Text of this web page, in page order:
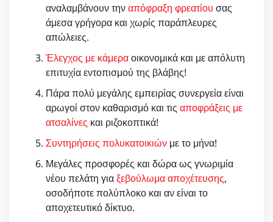
αναλαμβάνουν τηναπόφραξη φρεατίου σας
άμεσα γρήγορα και χωρίς παράπλευρες
απώλειες.
Έλεγχος με κάμεραοικονομικά και με απόλυτη
επιτυχία εντοπισμού της βλάβης!
Πάρα πολύ μεγάλης εμπειρίας συνεργεία είναι
αρωγοί στον καθαρισμό και τις αποφράξεις με
ατσαλίνες και ριζοκοπτικά!
Συντηρήσεις πολυκατοικιών με το μήνα!
Μεγάλες προσφορές και δώρα ως γνωριμία
νέου πελάτη γιαξεβούλωμα αποχέτευσης,
οσοδήποτε πολύπλοκο και αν είναι το
αποχετευτικό δίκτυο.